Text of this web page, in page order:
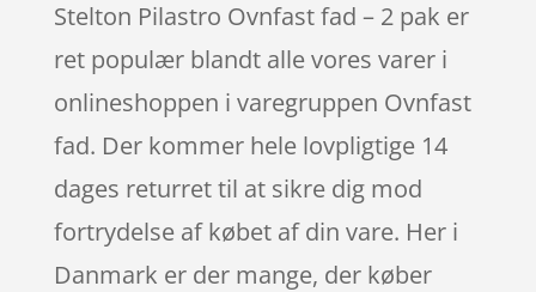
Stelton Pilastro Ovnfast fad – 2 pak er
ret populær blandt alle vores varer i
onlineshoppen i varegruppen Ovnfast
fad. Der kommer hele lovpligtige 14
dages returret til at sikre dig mod
fortrydelse af købet af din vare. Her i
Danmark er der mange, der køber